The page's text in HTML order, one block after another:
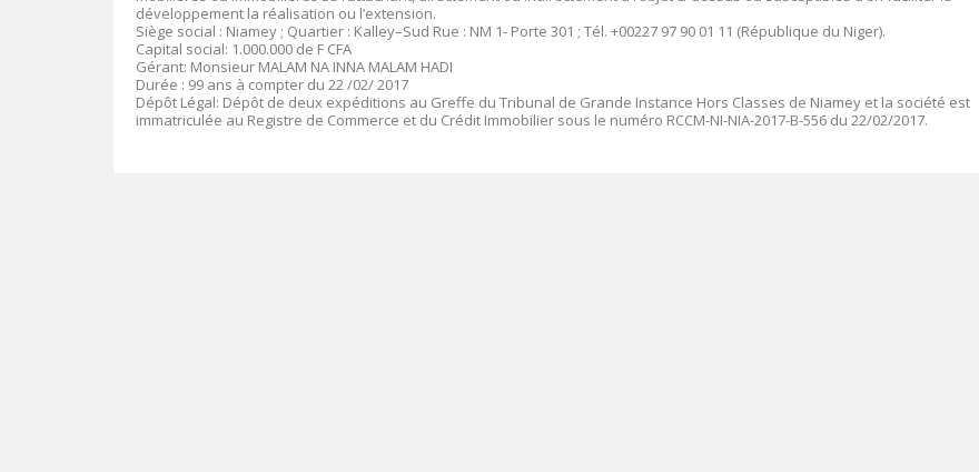
développement la réalisation ou l’extension.
Siège social : Niamey ; Quartier : Kalley–Sud Rue : NM 1- Porte 301 ; Tél. +00227 97 90 01 11 (République du Niger).
Capital social: 1.000.000 de F CFA
Gérant: Monsieur MALAM NA INNA MALAM HADI
Durée : 99 ans à compter du 22 /02/ 2017
Dépôt Légal: Dépôt de deux expéditions au Greffe du Tribunal de Grande Instance Hors Classes de Niamey et la société est
immatriculée au Registre de Commerce et du Crédit Immobilier sous le numéro RCCM-NI-NIA-2017-B-556 du 22/02/2017.